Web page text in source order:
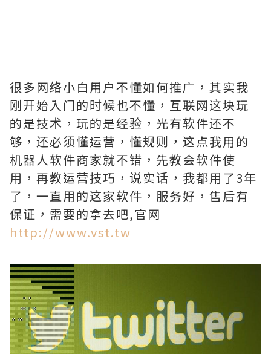
很多网络小白用户不懂如何推广，其实我
刚开始入门的时候也不懂，互联网这块玩
的是技术，玩的是经验，光有软件还不
够，还必须懂运营，懂规则，这点我用的
机器人软件商家就不错，先教会软件使
用，再教运营技巧，说实话，我都用了3年
了，一直用的这家软件，服务好，售后有
保证，需要的拿去吧,官网
http://www.vst.tw